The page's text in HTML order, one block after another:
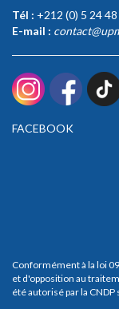
Tél : +212 (0) 5 24
E-mail :
FACEBOOK
Conformément à la loi
et d'opposition au
été autorisé par la